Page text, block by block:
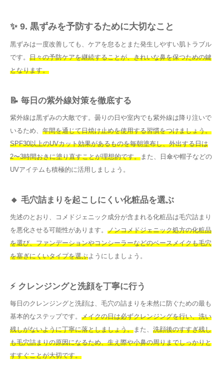
✨ 9. 黒ずみを予防するために大切なこと
黒ずみは一度改善しても、ケアを怠るとまた発生しやすい肌トラブル
です。 日々の予防ケアを継続することが、きれいな鼻を保つための鍵
となります。
📝 毎日の紫外線対策を徹底する
紫外線は黒ずみの大敵です。曇りの日や室内でも紫外線は降り注いで
いるため、 年間を通じて日焼け止めを使用する習慣をつけましょう。
SPF30以上のUVカット効果があるものを毎朝塗布し、外出する日は
2〜3時間おきに塗り直すことが理想的です。 また、日傘や帽子などの
UVアイテムも積極的に活用しましょう。
🔸 毛穴詰まりを起こしにくい化粧品を選ぶ
先述のとおり、コメドジェニック成分が含まれる化粧品は毛穴詰まり
を悪化させる可能性があります。 ノンコメドジェニック処方の化粧品
を選び、ファンデーションやコンシーラーなどのベースメイクも毛穴
を塞ぎにくいタイプを選ぶようにしましょう。
⚡ クレンジングと洗顔を丁寧に行う
毎日のクレンジングと洗顔は、毛穴の詰まりを未然に防ぐための最も
基本的なステップです。 メイクの日は必ずクレンジングを行い、洗い
残しがないように丁寧に落としましょう。 また、 洗顔後のすすぎ残し
も毛穴詰まりの原因になるため、生え際や小鼻の周りまでしっかりと
すすぐことが大切です。